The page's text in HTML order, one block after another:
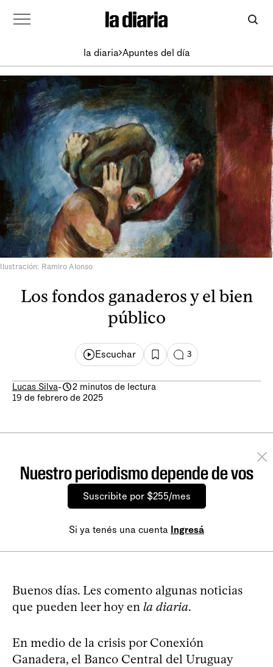
la diaria Apuntes del día
Ilustración: Ramiro Alonso
Los fondos ganaderos y el bien
público
Escuchar 3
Lucas Silva-
2 minutos de lectura
19 de febrero de 2025
Nuestro periodismo depende de vos
Suscribite por $255/mes
Si ya tenés una cuenta Ingresá
Buenos días. Les comento algunas noticias
que pueden leer hoy en la diaria.
En medio de la crisis por Conexión
Ganadera, el Banco Central del Uruguay